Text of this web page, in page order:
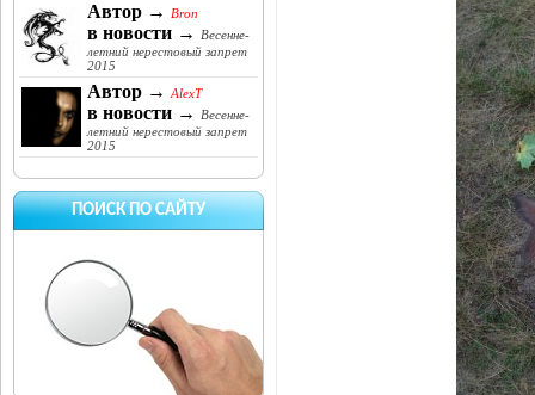
Автор → Bron
в новости →
Весенне-
летний нерестовый запрет
2015
Автор → AlexT
в новости →
Весенне-
летний нерестовый запрет
2015
ПОИСК ПО САЙТУ